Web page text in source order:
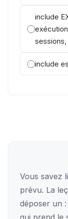
include
include
Vous savez
prévu. La
déposer un